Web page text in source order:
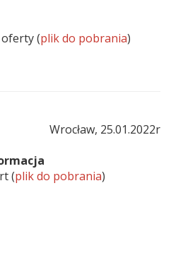
(plik do pobrania)
Wrocław, 25.01.2022r
(plik do pobrania)